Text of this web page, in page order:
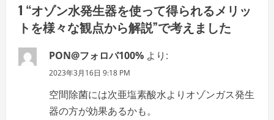
i
g
a
1 “オゾン水発生器を使って得られるメリッ
トを様々な観点から解説”で考えました
PON@フォロバ100% より:
2023年3月16日 9:18 PM
空間除菌には次亜塩素酸水よりオゾンガス発生
器の方が効果あるかも。